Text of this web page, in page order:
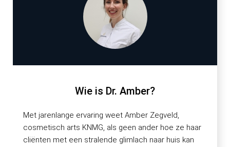
Wie is Dr. Amber?
Met jarenlange ervaring weet Amber Zegveld,
cosmetisch arts KNMG, als geen ander hoe ze haar
cliënten met een stralende glimlach naar huis kan